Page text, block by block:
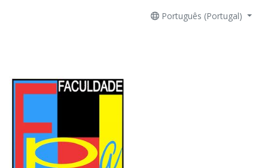
Português (Portugal)